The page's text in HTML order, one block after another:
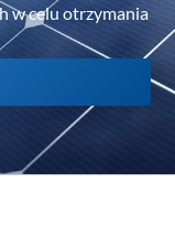
w celu otrzymania